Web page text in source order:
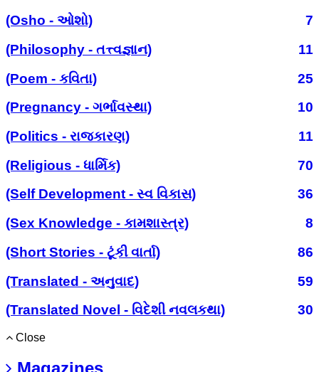
(Osho - ઓશો)
7
(Philosophy - તત્ત્વજ્ઞાન)
11
(Poem - કવિતા)
25
(Pregnancy - ગર્ભાવસ્થા)
10
(Politics - રાજકારણ)
11
(Religious - ધાર્મિક)
70
(Self Development - સ્વ વિકાસ)
36
(Sex Knowledge - કામશાસ્ત્ર)
8
(Short Stories - ટૂંકી વાર્તા)
86
(Translated - અનુવાદ)
59
(Translated Novel - વિદેશી નવલકથા)
30
Close
Magazines